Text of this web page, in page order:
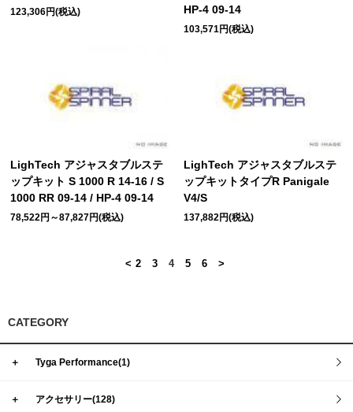
123,306円(税込)
HP-4 09-14
103,571円(税込)
LighTech アジャスタブルステ
ップキット S 1000 R 14-16 / S
1000 RR 09-14 / HP-4 09-14
78,522円～87,827円(税込)
LighTech アジャスタブルステ
ップキットタイプR Panigale
V4/S
137,882円(税込)
< 2 3 4 5 6 >
CATEGORY
＋ Tyga Performance(1)
＋ アクセサリー(128)